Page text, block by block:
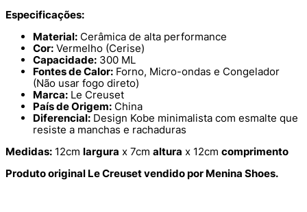
Especificações:
Material: Cerâmica de alta performance
Cor: Vermelho (Cerise)
Capacidade: 300 ML
Fontes de Calor: Forno, Micro-ondas e Congelador
(Não usar fogo direto)
Marca: Le Creuset
País de Origem: China
Diferencial: Design Kobe minimalista com esmalte que
resiste a manchas e rachaduras
Medidas: 12cm largura x 7cm altura x 12cm comprimento
Produto original Le Creuset vendido por Menina Shoes.